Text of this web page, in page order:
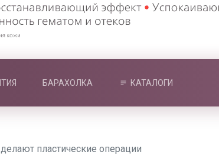
БАРАХОЛКА КАТАЛОГИ
пластические операции